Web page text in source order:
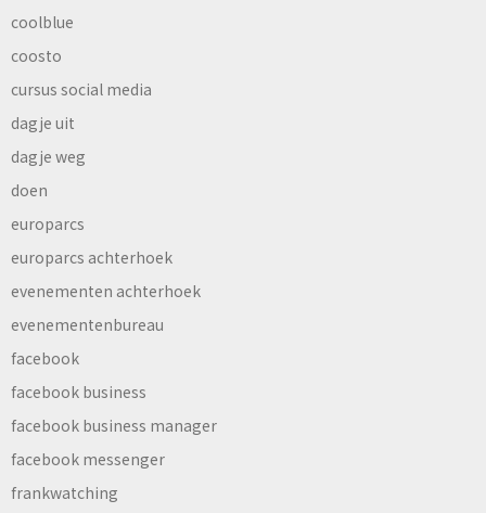
coolblue
coosto
cursus social media
dagje uit
dagje weg
doen
europarcs
europarcs achterhoek
evenementen achterhoek
evenementenbureau
facebook
facebook business
facebook business manager
facebook messenger
frankwatching